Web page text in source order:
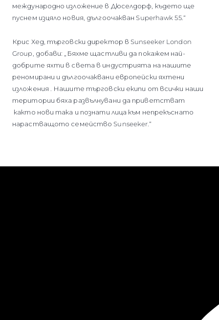
международно изложение в Дюселдорф, където ще
пуснем изцяло новия, дългоочакван Superhawk 55.“
Крис Хед, търговски директор в Sunseeker London
Group, добави: „Бяхме щастливи да покажем най-
добрите яхти в света в индустрията на нашите
реномирани и дългоочаквани европейски яхтени
изложения . Нашите търговски екипи от всички наши
територии бяха развълнувани да приветстват
както нови така и познати лица към непрекъснато
нарастващото семейство Sunseeker.“